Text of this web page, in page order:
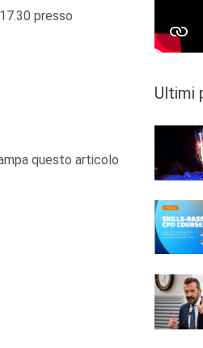
presso
questo articolo
Ultimi